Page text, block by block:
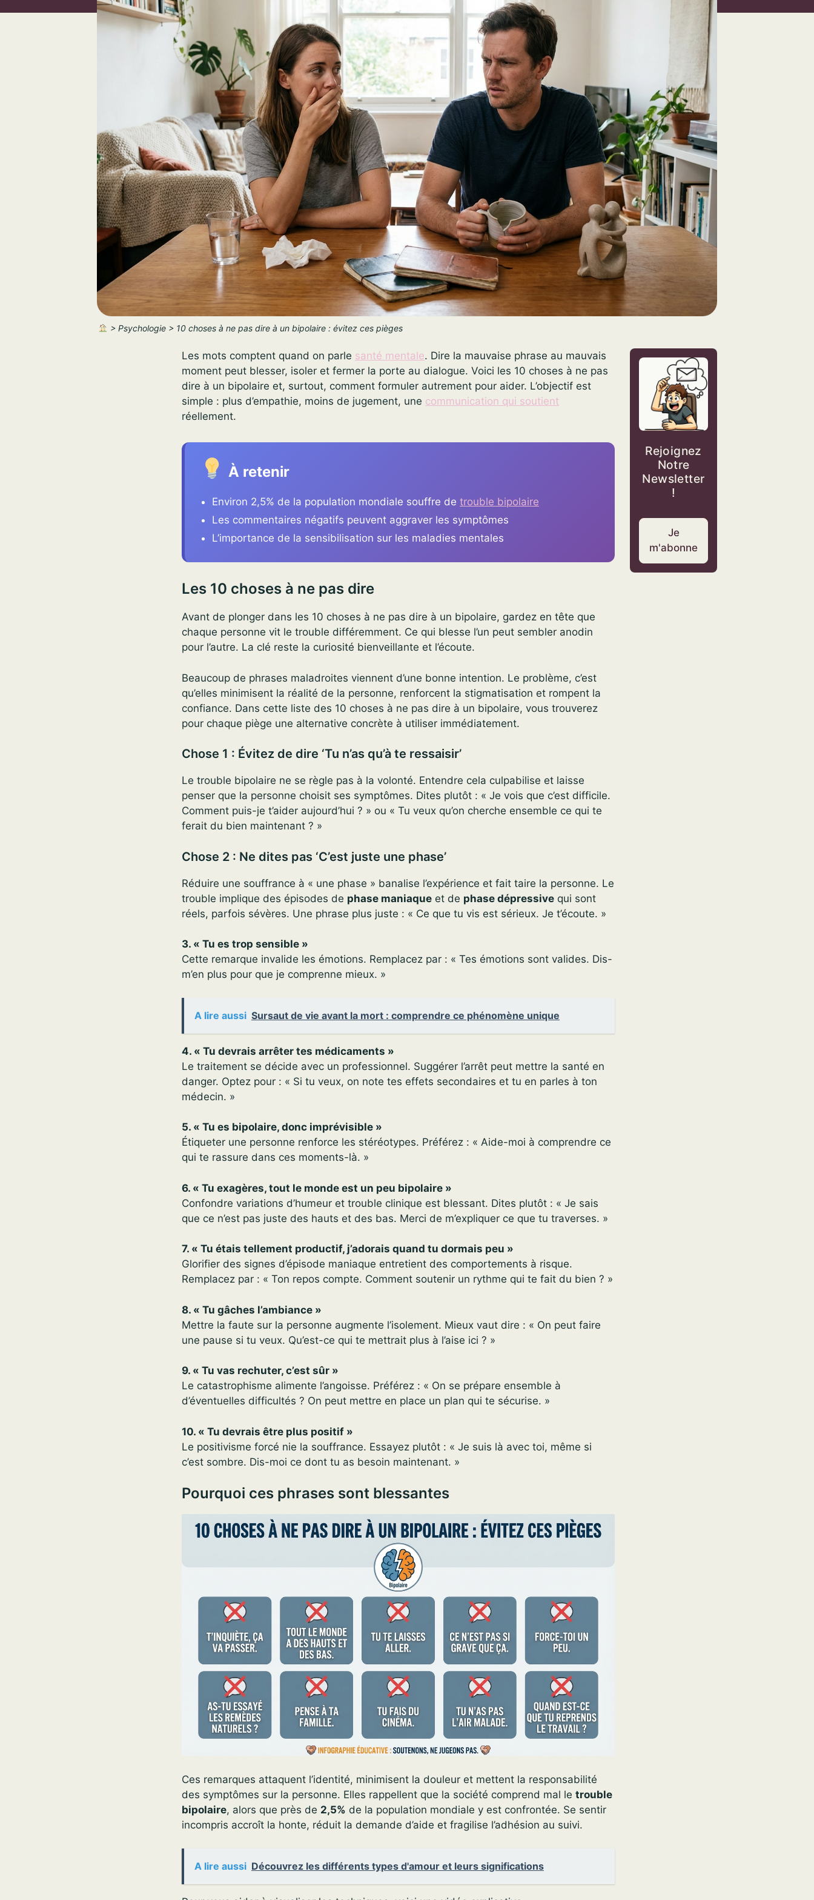
> Psychologie> 10 choses à ne pas dire à un bipolaire : évitez ces pièges
Les mots comptent quand on parle santé mentale. Dire la mauvaise phrase au mauvais
moment peut blesser, isoler et fermer la porte au dialogue. Voici les 10 choses à ne pas
dire à un bipolaire et, surtout, comment formuler autrement pour aider. L’objectif est
simple : plus d’empathie, moins de jugement, une communication qui soutient
réellement.
À retenir
Environ 2,5% de la population mondiale souffre de trouble bipolaire
Les commentaires négatifs peuvent aggraver les symptômes
L’importance de la sensibilisation sur les maladies mentales
Les 10 choses à ne pas dire
Avant de plonger dans les 10 choses à ne pas dire à un bipolaire, gardez en tête que
chaque personne vit le trouble différemment. Ce qui blesse l’un peut sembler anodin
pour l’autre. La clé reste la curiosité bienveillante et l’écoute.
Beaucoup de phrases maladroites viennent d’une bonne intention. Le problème, c’est
qu’elles minimisent la réalité de la personne, renforcent la stigmatisation et rompent la
confiance. Dans cette liste des 10 choses à ne pas dire à un bipolaire, vous trouverez
pour chaque piège une alternative concrète à utiliser immédiatement.
Chose 1 : Évitez de dire ‘Tu n’as qu’à te ressaisir’
Le trouble bipolaire ne se règle pas à la volonté. Entendre cela culpabilise et laisse
penser que la personne choisit ses symptômes. Dites plutôt : « Je vois que c’est difficile.
Comment puis-je t’aider aujourd’hui ? » ou « Tu veux qu’on cherche ensemble ce qui te
ferait du bien maintenant ? »
Chose 2 : Ne dites pas ‘C’est juste une phase’
Réduire une souffrance à « une phase » banalise l’expérience et fait taire la personne. Le
trouble implique des épisodes de phase maniaque et de phase dépressive qui sont
réels, parfois sévères. Une phrase plus juste : « Ce que tu vis est sérieux. Je t’écoute. »
3. « Tu es trop sensible »
Cette remarque invalide les émotions. Remplacez par : « Tes émotions sont valides. Dis-
m’en plus pour que je comprenne mieux. »
A lire aussi Sursaut de vie avant la mort : comprendre ce phénomène unique
4. « Tu devrais arrêter tes médicaments »
Le traitement se décide avec un professionnel. Suggérer l’arrêt peut mettre la santé en
danger. Optez pour : « Si tu veux, on note tes effets secondaires et tu en parles à ton
médecin. »
5. « Tu es bipolaire, donc imprévisible »
Étiqueter une personne renforce les stéréotypes. Préférez : « Aide-moi à comprendre ce
qui te rassure dans ces moments-là. »
6. « Tu exagères, tout le monde est un peu bipolaire »
Confondre variations d’humeur et trouble clinique est blessant. Dites plutôt : « Je sais
que ce n’est pas juste des hauts et des bas. Merci de m’expliquer ce que tu traverses. »
7. « Tu étais tellement productif, j’adorais quand tu dormais peu »
Glorifier des signes d’épisode maniaque entretient des comportements à risque.
Remplacez par : « Ton repos compte. Comment soutenir un rythme qui te fait du bien ? »
8. « Tu gâches l’ambiance »
Mettre la faute sur la personne augmente l’isolement. Mieux vaut dire : « On peut faire
une pause si tu veux. Qu’est-ce qui te mettrait plus à l’aise ici ? »
9. « Tu vas rechuter, c’est sûr »
Le catastrophisme alimente l’angoisse. Préférez : « On se prépare ensemble à
d’éventuelles difficultés ? On peut mettre en place un plan qui te sécurise. »
10. « Tu devrais être plus positif »
Le positivisme forcé nie la souffrance. Essayez plutôt : « Je suis là avec toi, même si
c’est sombre. Dis-moi ce dont tu as besoin maintenant. »
Pourquoi ces phrases sont blessantes
Ces remarques attaquent l’identité, minimisent la douleur et mettent la responsabilité
des symptômes sur la personne. Elles rappellent que la société comprend mal le trouble
bipolaire, alors que près de 2,5% de la population mondiale y est confrontée. Se sentir
incompris accroît la honte, réduit la demande d’aide et fragilise l’adhésion au suivi.
A lire aussi Découvrez les différents types d'amour et leurs significations
Rejoignez
Notre
Newsletter
!
Je
m'abonne